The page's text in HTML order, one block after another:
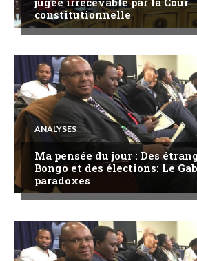
constitutionnelle
ANALYSES
Ma pensée du jour : Des
Bongo et des élections: Le
paradoxes